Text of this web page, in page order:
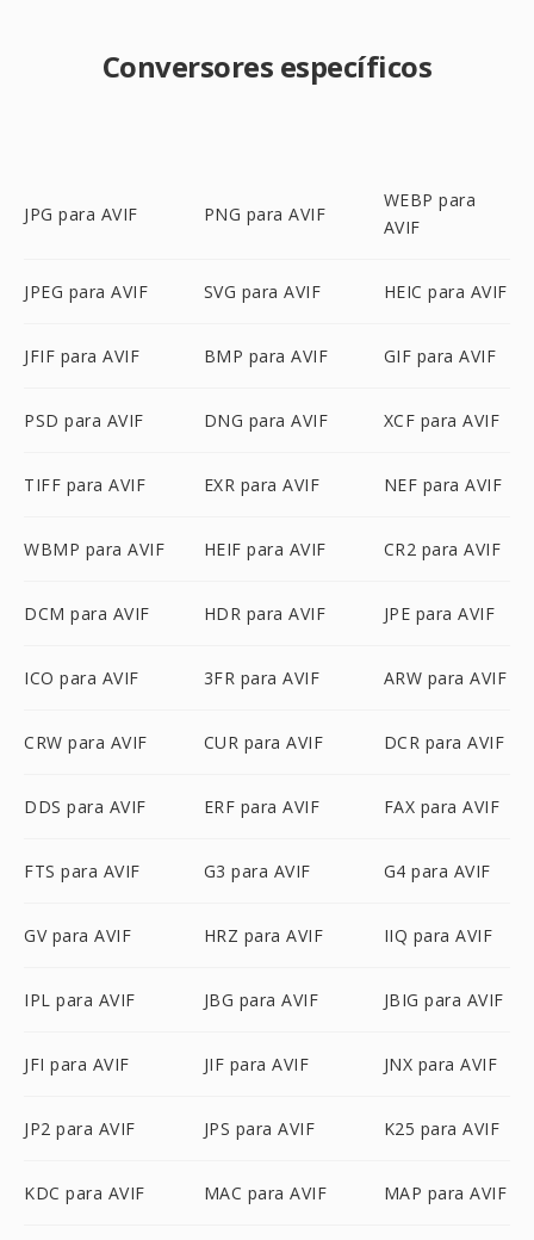
Conversores específicos
JPG para AVIF PNG para AVIF
WEBP para
AVIF
JPEG para AVIF SVG para AVIF HEIC para AVIF
JFIF para AVIF BMP para AVIF GIF para AVIF
PSD para AVIF DNG para AVIF XCF para AVIF
TIFF para AVIF EXR para AVIF NEF para AVIF
WBMP para AVIF HEIF para AVIF CR2 para AVIF
DCM para AVIF HDR para AVIF JPE para AVIF
ICO para AVIF 3FR para AVIF ARW para AVIF
CRW para AVIF CUR para AVIF DCR para AVIF
DDS para AVIF ERF para AVIF FAX para AVIF
FTS para AVIF G3 para AVIF G4 para AVIF
GV para AVIF HRZ para AVIF IIQ para AVIF
IPL para AVIF JBG para AVIF JBIG para AVIF
JFI para AVIF JIF para AVIF JNX para AVIF
JP2 para AVIF JPS para AVIF K25 para AVIF
KDC para AVIF MAC para AVIF MAP para AVIF